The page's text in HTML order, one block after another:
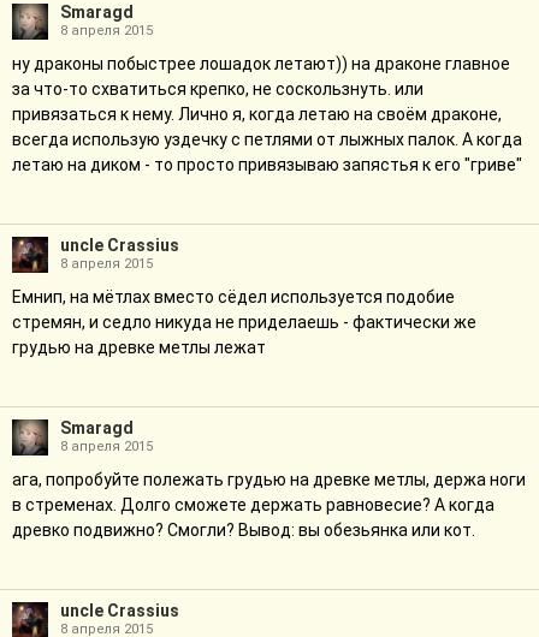
Smaragd
8 апреля 2015
ну драконы побыстрее лошадок летают)) на драконе главное
за что-то схватиться крепко, не соскользнуть. или
привязаться к нему. Лично я, когда летаю на своём драконе,
всегда использую уздечку с петлями от лыжных палок. А когда
летаю на диком - то просто привязываю запястья к его "гриве"
uncle Crassius
8 апреля 2015
Емнип, на мётлах вместо сёдел используется подобие
стремян, и седло никуда не приделаешь - фактически же
грудью на древке метлы лежат
Smaragd
8 апреля 2015
ага, попробуйте полежать грудью на древке метлы, держа ноги
в стременах. Долго сможете держать равновесие? А когда
древко подвижно? Смогли? Вывод: вы обезьянка или кот.
uncle Crassius
8 апреля 2015